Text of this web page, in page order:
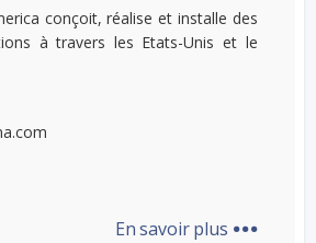
conçoit, réalise et installe des
à travers les Etats-Unis et le
En savoir plus ...